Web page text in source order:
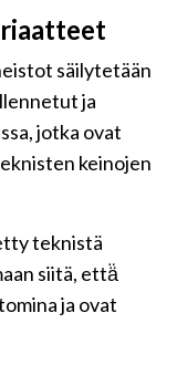
säilytetään
ja
jotka ovat
keinojen
teknistä
siitä, että̈
ja ovat